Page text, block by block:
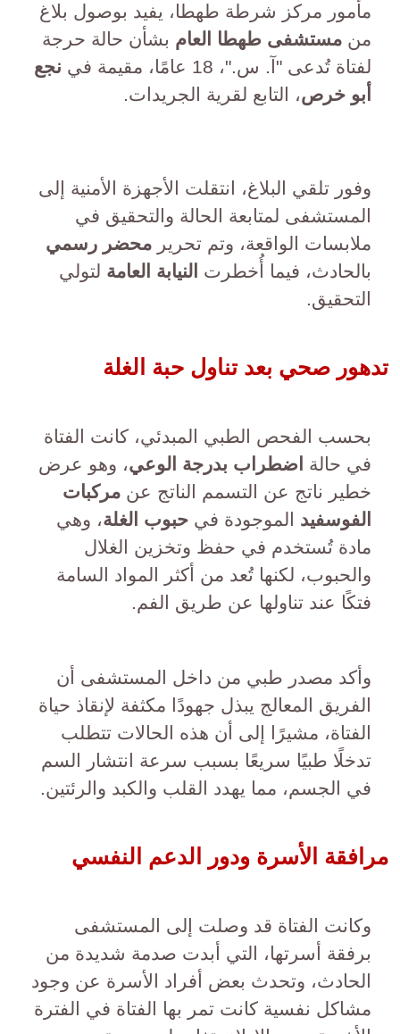
مأمور مركز شرطة طهطا، يفيد بوصول بلاغ
من مستشفى طهطا العام بشأن حالة حرجة
لفتاة تُدعى "آ. س."، 18 عامًا، مقيمة في
نجع
أبو خرص، التابع لقرية الجريدات.
وفور تلقي البلاغ، انتقلت الأجهزة الأمنية إلى
المستشفى لمتابعة الحالة والتحقيق في
ملابسات الواقعة، وتم تحرير محضر رسمي
بالحادث، فيما أُخطرت النيابة العامة لتولي
التحقيق.
تدهور صحي بعد تناول حبة الغلة
بحسب الفحص الطبي المبدئي، كانت الفتاة
في حالة
اضطراب بدرجة الوعي، وهو عرض
خطير ناتج عن التسمم الناتج عن مركبات
الفوسفيد الموجودة في حبوب الغلة، وهي
مادة تُستخدم في حفظ وتخزين الغلال
والحبوب، لكنها تُعد من أكثر المواد السامة
فتكًا عند تناولها عن طريق الفم.
وأكد مصدر طبي من داخل المستشفى أن
الفريق المعالج يبذل جهودًا مكثفة لإنقاذ حياة
الفتاة، مشيرًا إلى أن هذه الحالات تتطلب
تدخلًا طبيًا سريعًا بسبب سرعة انتشار السم
في الجسم، مما يهدد القلب والكبد والرئتين.
مرافقة الأسرة ودور الدعم النفسي
وكانت الفتاة قد وصلت إلى المستشفى
برفقة أسرتها، التي أبدت صدمة شديدة من
الحادث، وتحدث بعض أفراد الأسرة عن وجود
مشاكل نفسية كانت تمر بها الفتاة في الفترة